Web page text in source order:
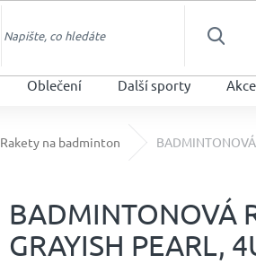
HLEDAT
Oblečení Další sporty
Rakety na badminton BADMINTONOVÁ
BADMINTONOVÁ
GRAYISH PEARL,